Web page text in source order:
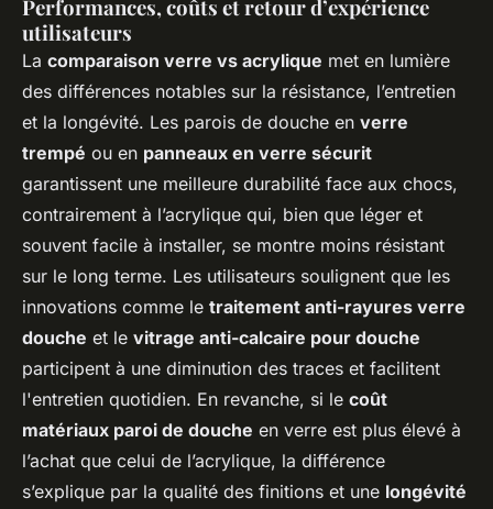
Performances, coûts et retour d’expérience
utilisateurs
La comparaison verre vs acrylique met en lumière
des différences notables sur la résistance, l’entretien
et la longévité. Les parois de douche en verre
trempé ou en panneaux en verre sécurit
garantissent une meilleure durabilité face aux chocs,
contrairement à l’acrylique qui, bien que léger et
souvent facile à installer, se montre moins résistant
sur le long terme. Les utilisateurs soulignent que les
innovations comme le traitement anti-rayures verre
douche et le vitrage anti-calcaire pour douche
participent à une diminution des traces et facilitent
l'entretien quotidien. En revanche, si le coût
matériaux paroi de douche en verre est plus élevé à
l’achat que celui de l’acrylique, la différence
s’explique par la qualité des finitions et une longévité